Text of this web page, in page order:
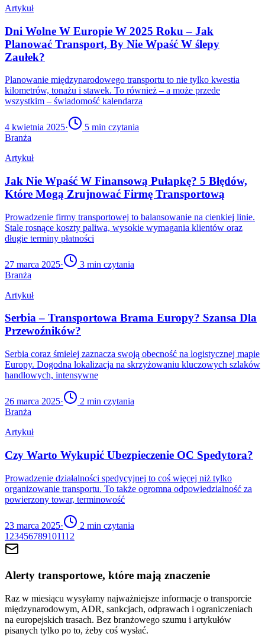
Artykuł
Dni Wolne W Europie W 2025 Roku – Jak
Planować Transport, By Nie Wpaść W ślepy
Zaułek?
Planowanie międzynarodowego transportu to nie tylko kwestia
kilometrów, tonażu i stawek. To również – a może przede
wszystkim – świadomość kalendarza
4 kwietnia 2025· 5 min czytania
Branża
Artykuł
Jak Nie Wpaść W Finansową Pułapkę? 5 Błędów,
Które Mogą Zrujnować Firmę Transportową
Prowadzenie firmy transportowej to balansowanie na cienkiej linie.
Stale rosnące koszty paliwa, wysokie wymagania klientów oraz
długie terminy płatności
27 marca 2025· 3 min czytania
Branża
Artykuł
Serbia – Transportowa Brama Europy? Szansa Dla
Przewoźników?
Serbia coraz śmielej zaznacza swoją obecność na logistycznej mapie
Europy. Dogodna lokalizacja na skrzyżowaniu kluczowych szlaków
handlowych, intensywne
26 marca 2025· 2 min czytania
Branża
Artykuł
Czy Warto Wykupić Ubezpieczenie OC Spedytora?
Prowadzenie działalności spedycyjnej to coś więcej niż tylko
organizowanie transportu. To także ogromna odpowiedzialność za
powierzony towar, terminowość
23 marca 2025· 2 min czytania
1 23456789101112
Alerty transportowe, które mają znaczenie
Raz w miesiącu wysyłamy najważniejsze informacje o transporcie
międzynarodowym, ADR, sankcjach, odprawach i ograniczeniach
na europejskich trasach. Bez branżowego szumu i artykułów
pisanych tylko po to, żeby coś wysłać.